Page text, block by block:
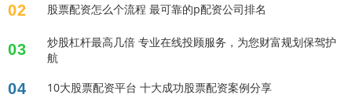
02 股票配资怎么个流程 最可靠的p配资公司排名
03
炒股杠杆最高几倍 专业在线投顾服务，为您财富规划保驾护
航
04 10大股票配资平台 十大成功股票配资案例分享